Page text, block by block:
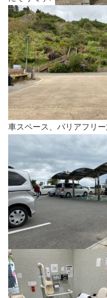
車スペース、バリアフリー